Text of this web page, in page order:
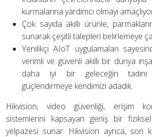
kurmalarına yardımcı olmayı
Çok sayıda akıllı ürünle,
sunarak çeşitli talepleri belirlemeye
Yenilikçi AIoT uygulamaları
verimli ve güvenli akıllı bir dünya
daha iyi bir geleceğin tadını
güçlendirmeye kendimizi adadık.
Hikvision, video güvenliği, erişim
sistemlerini kapsayan geniş bir
yelpazesi sunar. Hikvision ayrıca, son